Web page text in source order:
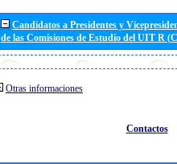
Candidatos a Presidentes y
de las Comisiones de Estudio del UIT R
Otras informaciones
Contactos